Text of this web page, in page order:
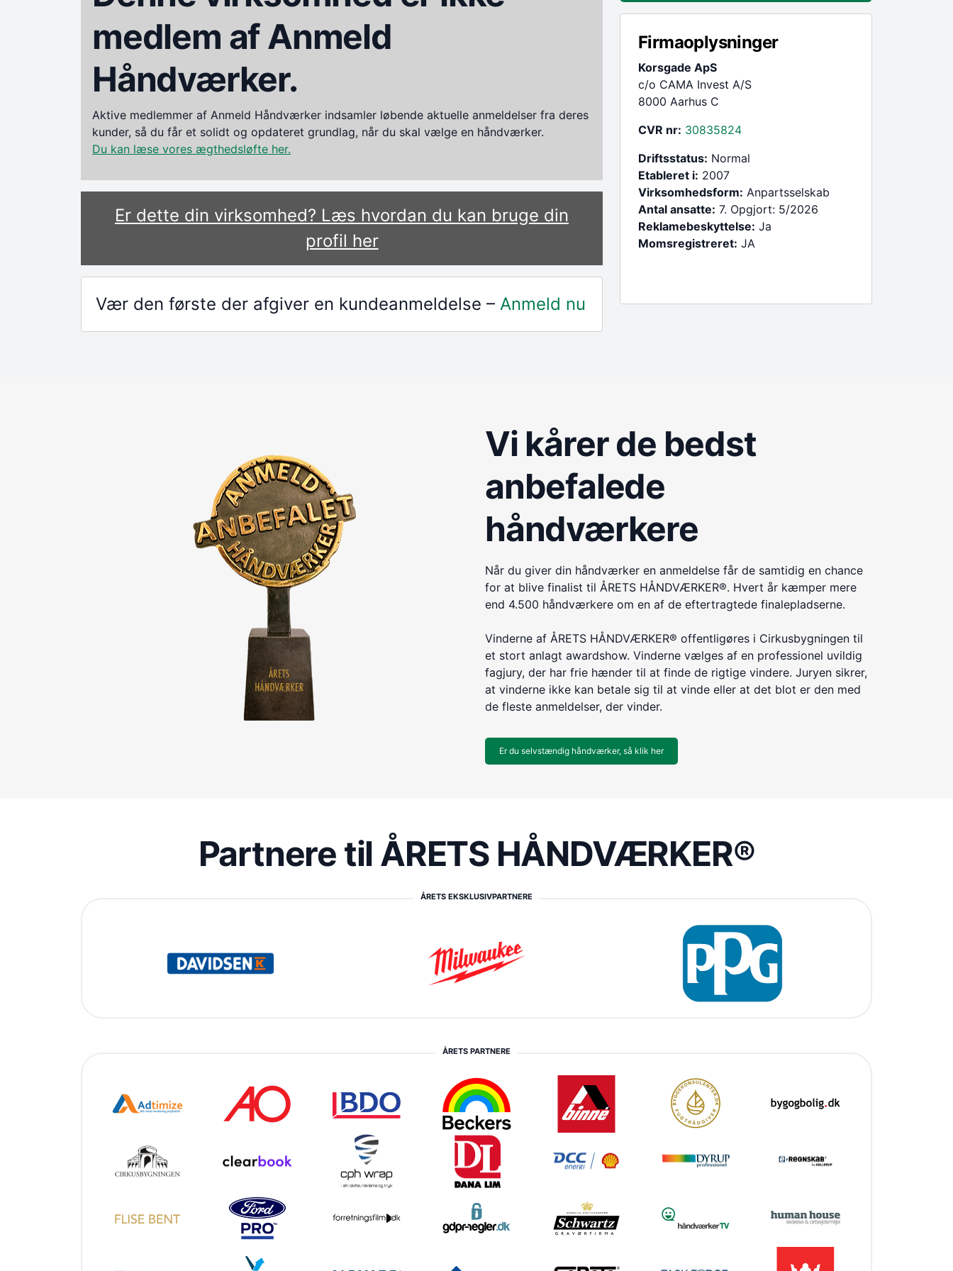
medlem af Anmeld
Håndværker.
Aktive medlemmer af Anmeld Håndværker indsamler løbende aktuelle anmeldelser fra deres
kunder, så du får et solidt og opdateret grundlag, når du skal vælge en håndværker.
Du kan læse vores ægthedsløfte her.
Er dette din virksomhed? Læs hvordan du kan bruge din
profil her
Vær den første der afgiver en kundeanmeldelse – Anmeld nu
Firmaoplysninger
Korsgade ApS
c/o CAMA Invest A/S
8000 Aarhus C
CVR nr: 30835824
Driftsstatus: Normal
Etableret i: 2007
Virksomhedsform: Anpartsselskab
Antal ansatte: 7. Opgjort: 5/2026
Reklamebeskyttelse: Ja
Momsregistreret: JA
Vi kårer de bedst
anbefalede
håndværkere
Når du giver din håndværker en anmeldelse får de samtidig en chance
for at blive finalist til ÅRETS HÅNDVÆRKER®. Hvert år kæmper mere
end 4.500 håndværkere om en af de eftertragtede finalepladserne.
Vinderne af ÅRETS HÅNDVÆRKER® offentligøres i Cirkusbygningen til
et stort anlagt awardshow. Vinderne vælges af en professionel uvildig
fagjury, der har frie hænder til at finde de rigtige vindere. Juryen sikrer,
at vinderne ikke kan betale sig til at vinde eller at det blot er den med
de fleste anmeldelser, der vinder.
Er du selvstændig håndværker, så klik her
Partnere til ÅRETS HÅNDVÆRKER®
ÅRETS EKSKLUSIVPARTNERE
ÅRETS PARTNERE